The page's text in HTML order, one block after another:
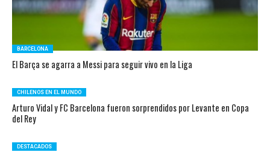
BARCELONA
El Barça se agarra a Messi para seguir vivo en la Liga
CHILENOS EN EL MUNDO
Arturo Vidal y FC Barcelona fueron sorprendidos por Levante en Copa
del Rey
DESTACADOS